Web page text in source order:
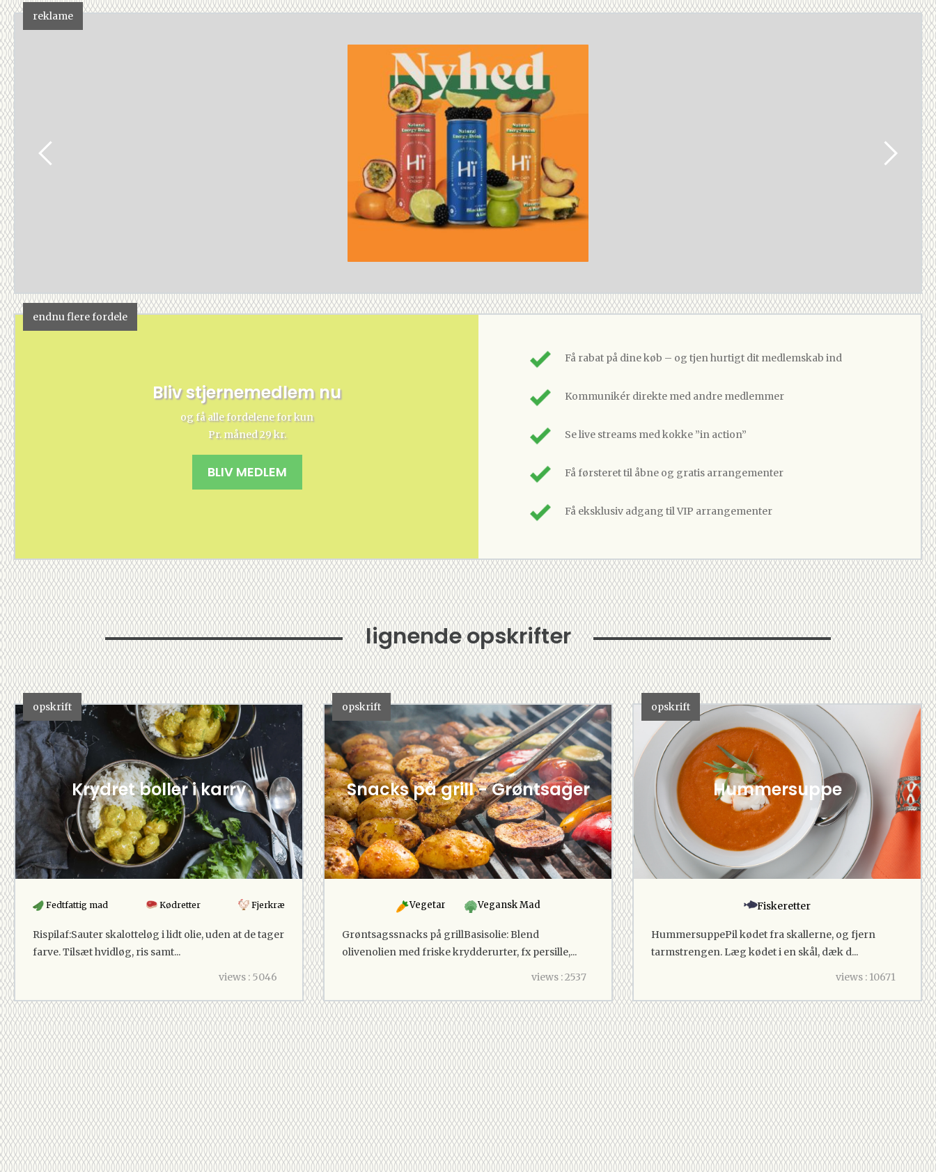
reklame
endnu flere fordele
Bliv stjernemedlem nu
og få alle fordelene for kun
Pr. måned 29 kr.
BLIV MEDLEM
Få rabat på dine køb – og tjen hurtigt dit medlemskab ind
Kommunikér direkte med andre medlemmer
Se live streams med kokke ”in action”
Få førsteret til åbne og gratis arrangementer
Få eksklusiv adgang til VIP arrangementer
lignende opskrifter
opskrift
Krydret boller i karry
Fedtfattig mad Kødretter Fjerkræ
Rispilaf:Sauter skalotteløg i lidt olie, uden at de tager
farve. Tilsæt hvidløg, ris samt...
views : 5046
opskrift
Snacks på grill - Grøntsager
Vegetar Vegansk Mad
Grøntsagssnacks på grillBasisolie: Blend
olivenolien med friske krydderurter, fx persille,...
views : 2537
opskrift
Hummersuppe
Fiskeretter
HummersuppePil kødet fra skallerne, og fjern
tarmstrengen. Læg kødet i en skål, dæk d...
views : 10671